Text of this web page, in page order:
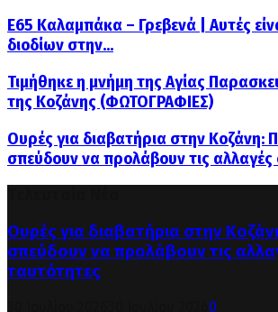
Ε65 Καλαμπάκα – Γρεβενά | Αυτές
διοδίων στην...
Τιμήθηκε η μνήμη της Αγίας
της Κοζάνης (ΦΩΤΟΓΡΑΦΙΕΣ)
Ουρές για διαβατήρια στην Κοζάνη:
σπεύδουν να προλάβουν τις αλλαγές
Ουρές για διαβατήρια στην
σπεύδουν να προλάβουν τις
ταυτότητες
0